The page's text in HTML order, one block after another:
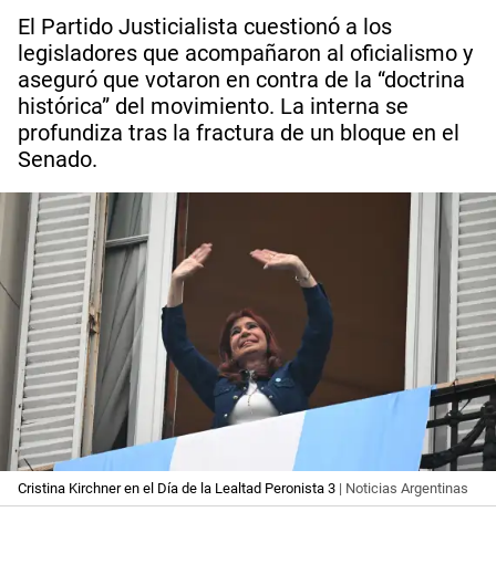
El Partido Justicialista cuestionó a los
legisladores que acompañaron al oficialismo y
aseguró que votaron en contra de la “doctrina
histórica” del movimiento. La interna se
profundiza tras la fractura de un bloque en el
Senado.
Cristina Kirchner en el Día de la Lealtad Peronista 3 | Noticias Argentinas